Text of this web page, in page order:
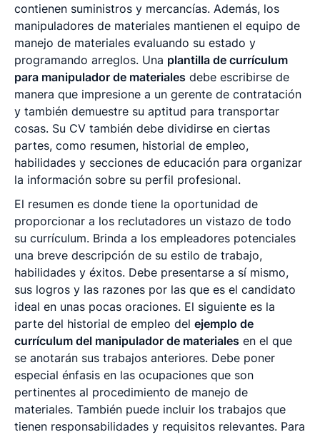
contienen suministros y mercancías. Además, los
manipuladores de materiales mantienen el equipo de
manejo de materiales evaluando su estado y
programando arreglos. Una plantilla de currículum
para manipulador de materiales debe escribirse de
manera que impresione a un gerente de contratación
y también demuestre su aptitud para transportar
cosas. Su CV también debe dividirse en ciertas
partes, como resumen, historial de empleo,
habilidades y secciones de educación para organizar
la información sobre su perfil profesional.
El resumen es donde tiene la oportunidad de
proporcionar a los reclutadores un vistazo de todo
su currículum. Brinda a los empleadores potenciales
una breve descripción de su estilo de trabajo,
habilidades y éxitos. Debe presentarse a sí mismo,
sus logros y las razones por las que es el candidato
ideal en unas pocas oraciones. El siguiente es la
parte del historial de empleo del ejemplo de
currículum del manipulador de materiales en el que
se anotarán sus trabajos anteriores. Debe poner
especial énfasis en las ocupaciones que son
pertinentes al procedimiento de manejo de
materiales. También puede incluir los trabajos que
tienen responsabilidades y requisitos relevantes. Para